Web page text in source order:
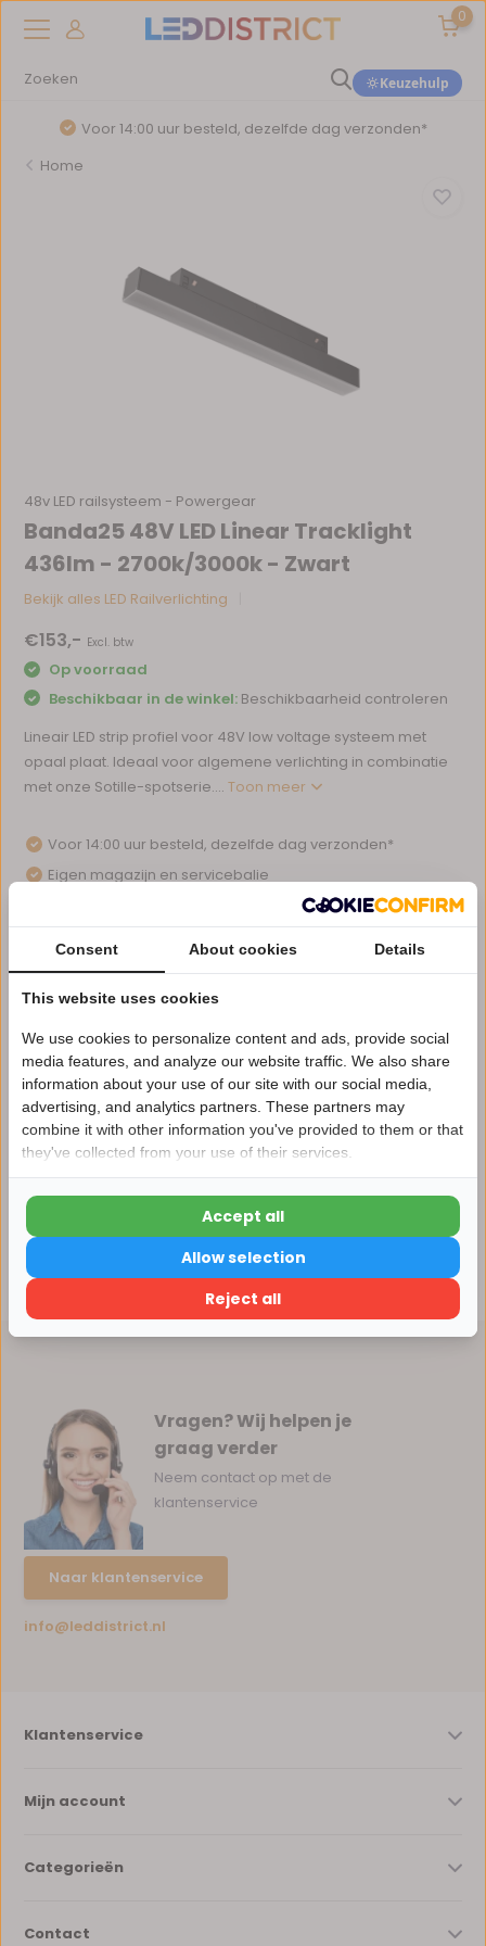
0
Keuzehulp
Voor 14:00 uur besteld, dezelfde dag verzonden*
Home
48v LED railsysteem - Powergear
Banda25 48V LED Linear Tracklight
436lm - 2700k/3000k - Zwart
Bekijk alles LED Railverlichting
€153,- Excl. btw
Op voorraad
Beschikbaar in de winkel: Beschikbaarheid controleren
Lineair LED strip profiel voor 48V low voltage systeem met
opaal plaat. Ideaal voor algemene verlichting in combinatie
met onze Sotille-spotserie....Toon meer
Voor 14:00 uur besteld, dezelfde dag verzonden*
Eigen magazijn en servicebalie
Vergelijk
Productomschrijving
Specificaties
Reviews
Delen
Vragen? Wij helpen je
graag verder
Neem contact op met de
klantenservice
Naar klantenservice
info@leddistrict.nl
Klantenservice
Mijn account
Categorieën
Contact
Nu 15% korting
15korting
15% korting
Verder winkelen
Consent About cookies Details
This website uses cookies
We use cookies to personalize content and ads, provide social
media features, and analyze our website traffic. We also share
information about your use of our site with our social media,
advertising, and analytics partners. These partners may
combine it with other information you've provided to them or that
they've collected from your use of their services.
Reject all
Allow selection
Accept all